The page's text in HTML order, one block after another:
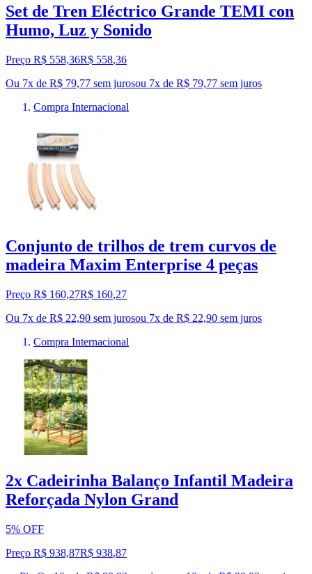
Set de Tren Eléctrico Grande TEMI con
Humo, Luz y Sonido
Preço R$ 558,36R$ 558,36
Ou 7x de R$ 79,77 sem jurosou 7x de R$ 79,77 sem juros
Compra Internacional
Conjunto de trilhos de trem curvos de
madeira Maxim Enterprise 4 peças
Preço R$ 160,27R$ 160,27
Ou 7x de R$ 22,90 sem jurosou 7x de R$ 22,90 sem juros
Compra Internacional
2x Cadeirinha Balanço Infantil Madeira
Reforçada Nylon Grand
5% OFF
Preço R$ 938,87R$ 938,87